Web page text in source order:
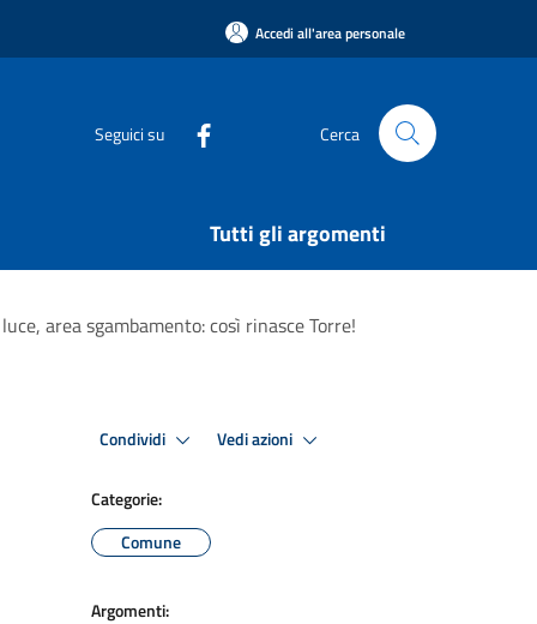
Accedi all'area personale
Seguici su Cerca
Tutti gli argomenti
area sgambamento: così rinasce Torre!
Condividi Vedi azioni
Categorie:
Comune
Argomenti: